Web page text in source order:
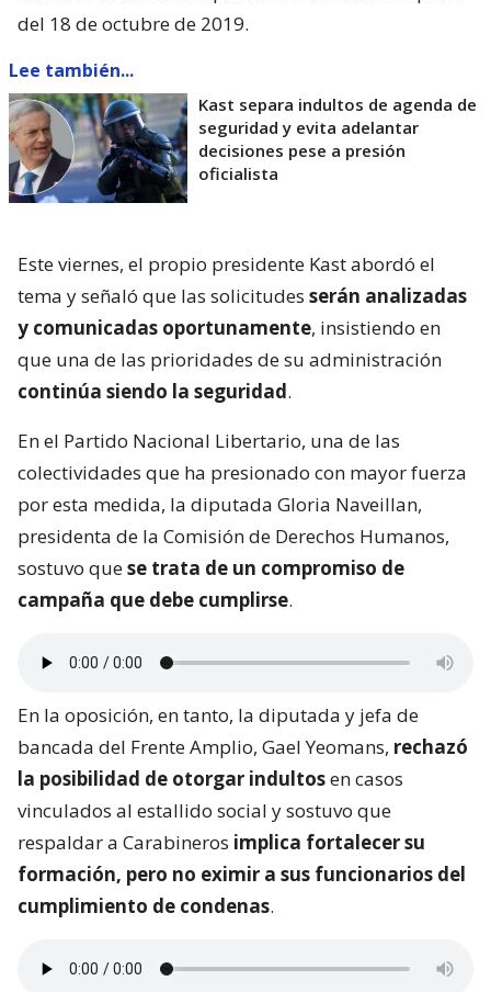
del 18 de octubre de 2019.
Lee también...
Kast separa indultos de agenda de
seguridad y evita adelantar
decisiones pese a presión
oficialista
Este viernes, el propio presidente Kast abordó el
tema y señaló que las solicitudes serán analizadas
y comunicadas oportunamente, insistiendo en
que una de las prioridades de su administración
continúa siendo la seguridad.
En el Partido Nacional Libertario, una de las
colectividades que ha presionado con mayor fuerza
por esta medida, la diputada Gloria Naveillan,
presidenta de la Comisión de Derechos Humanos,
sostuvo quese trata de un compromiso de
campaña que debe cumplirse.
En la oposición, en tanto, la diputada y jefa de
bancada del Frente Amplio, Gael Yeomans, rechazó
la posibilidad de otorgar indultosen casos
vinculados al estallido social y sostuvo que
respaldar a Carabineros implica fortalecer su
formación, pero no eximir a sus funcionarios del
cumplimiento de condenas.